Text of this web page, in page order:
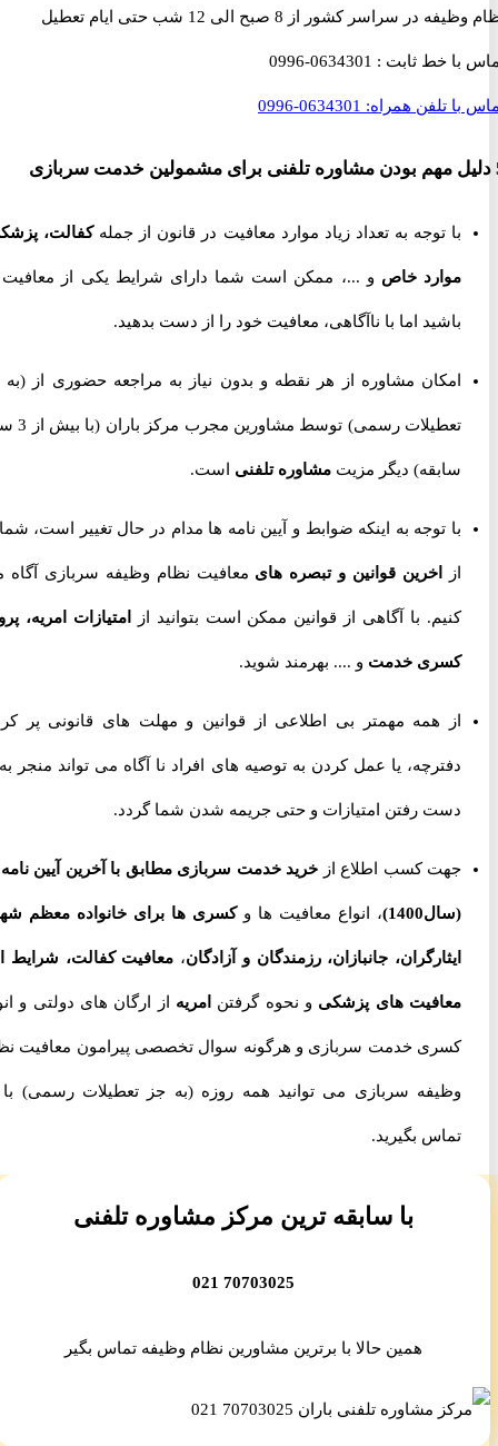
در سراسر کشور از 8 صبح الی 12 شب حتی ایام تعطیل
با خط ثابت :0634301-0996
تلفن همراه:0634301-0996
با توجه به تعداد زیاد موارد معافیت در قانون از جملهکفالت، پزشکی،
موارد خاصو ...، ممکن است شما دارای شرایط یکی از معافیت ها
باشید اما با ناآگاهی، معافیت خود را از دست بدهید.
امکان مشاوره از هر نقطه و بدون نیاز به مراجعه حضوری از (به جز
تعطیلات رسمی) توسط مشاورین مجرب مرکز باران (با بیش از 3 سال
سابقه) دیگر مزیت مشاوره تلفنیاست.
با توجه به اینکه ضوابط و آیین نامه ها مدام در حال تغییر است، شما را
اخرین قوانین و تبصره هایمعافیت نظام وظیفه سربازی آگاه می
کنیم. با آگاهی از قوانین ممکن است بتوانید ازامتیازات امریه، پروژه
کسری خدمتو .... بهرمند شوید.
از همه مهمتر بی اطلاعی از قوانین و مهلت های قانونی پر کردن
دفترچه، یا عمل کردن به توصیه های افراد نا آگاه می تواند منجر به از
دست رفتن امتیازات و حتی جریمه شدن شما گردد.
جهت کسب اطلاع ازخرید خدمت سربازی مطابق با آخرین آیین نامه ها
(سال1400) ، انواع معافیت ها و کسری ها برای خانواده معظم شهدا،
ایثارگران، جانبازان، رزمندگان و آزادگان،معافیت کفالت، شرایط اخذ
معافیت های پزشکیو نحوه گرفتن امریهاز ارگان های دولتی و انواع
کسری خدمت سربازی و هرگونه سوال تخصصی پیرامون معافیت نظام
وظیفه سربازی می توانید همه روزه (به جز تعطیلات رسمی) با ما
تماس بگیرید.
با سابقه ترین مرکز مشاوره تلفنی
70703025 021
همین حالا با برترین مشاورین نظام وظیفه تماس بگیر